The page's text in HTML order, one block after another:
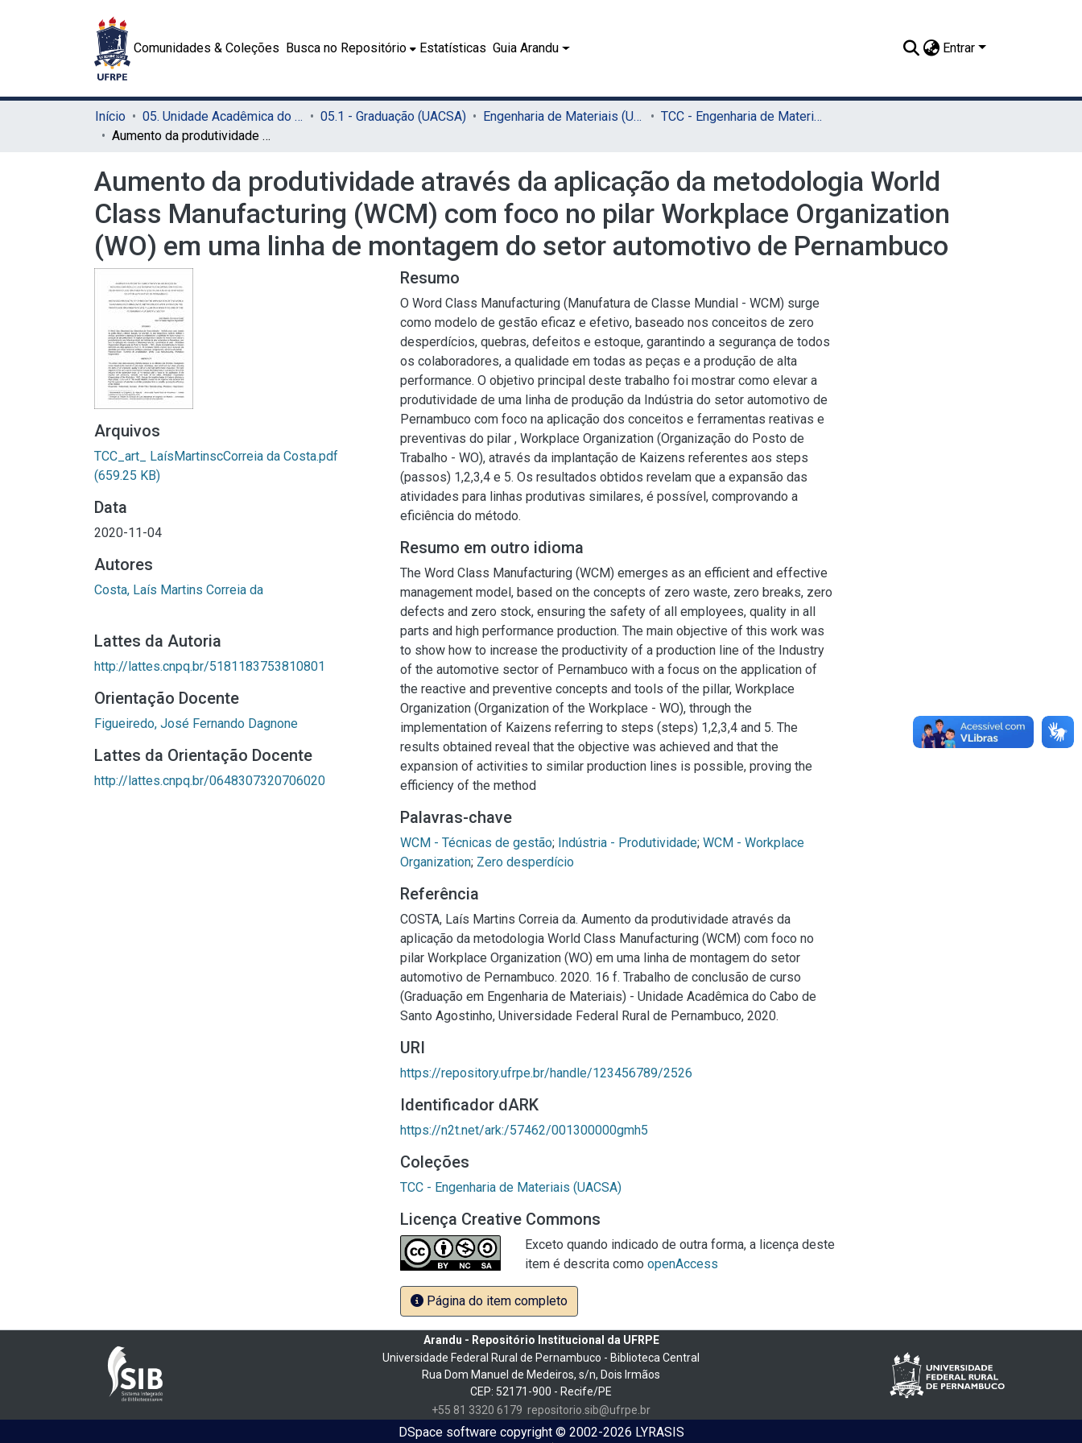
Comunidades & Coleções Busca no Repositório Estatísticas Guia Arandu Entrar
Início 05. Unidade Acadêmica do Cabo de Santo Agostinho (UACSA) 05.1 - Graduação (UACSA) Engenharia de Materiais (UACSA)
TCC - Engenharia de Materiais (UACSA)
Aumento da produtividade através da aplicação da metodologia World Class Manufacturing (WCM) com foco no pilar Workplace Organization (WO) em uma linha de montagem do setor automotivo de Pernambuco
Aumento da produtividade através da aplicação da metodologia World
Class Manufacturing (WCM) com foco no pilar Workplace Organization
(WO) em uma linha de montagem do setor automotivo de Pernambuco
Arquivos
TCC_art_ LaísMartinscCorreia da Costa.pdf
(659.25 KB)
Data
2020-11-04
Autores
Costa, Laís Martins Correia da
Lattes da Autoria
http://lattes.cnpq.br/5181183753810801
Orientação Docente
Figueiredo, José Fernando Dagnone
Lattes da Orientação Docente
http://lattes.cnpq.br/0648307320706020
Resumo
O Word Class Manufacturing (Manufatura de Classe Mundial - WCM) surge
como modelo de gestão eficaz e efetivo, baseado nos conceitos de zero
desperdícios, quebras, defeitos e estoque, garantindo a segurança de todos
os colaboradores, a qualidade em todas as peças e a produção de alta
performance. O objetivo principal deste trabalho foi mostrar como elevar a
produtividade de uma linha de produção da Indústria do setor automotivo de
Pernambuco com foco na aplicação dos conceitos e ferramentas reativas e
preventivas do pilar , Workplace Organization (Organização do Posto de
Trabalho - WO), através da implantação de Kaizens referentes aos steps
(passos) 1,2,3,4 e 5. Os resultados obtidos revelam que a expansão das
atividades para linhas produtivas similares, é possível, comprovando a
eficiência do método.
Resumo em outro idioma
The Word Class Manufacturing (WCM) emerges as an efficient and effective
management model, based on the concepts of zero waste, zero breaks, zero
defects and zero stock, ensuring the safety of all employees, quality in all
parts and high performance production. The main objective of this work was
to show how to increase the productivity of a production line of the Industry
of the automotive sector of Pernambuco with a focus on the application of
the reactive and preventive concepts and tools of the pillar, Workplace
Organization (Organization of the Workplace - WO), through the
implementation of Kaizens referring to steps (steps) 1,2,3,4 and 5. The
results obtained reveal that the objective was achieved and that the
expansion of activities to similar production lines is possible, proving the
efficiency of the method
Palavras-chave
WCM - Técnicas de gestão; Indústria - Produtividade; WCM - Workplace
Organization; Zero desperdício
Referência
COSTA, Laís Martins Correia da. Aumento da produtividade através da
aplicação da metodologia World Class Manufacturing (WCM) com foco no
pilar Workplace Organization (WO) em uma linha de montagem do setor
automotivo de Pernambuco. 2020. 16 f. Trabalho de conclusão de curso
(Graduação em Engenharia de Materiais) - Unidade Acadêmica do Cabo de
Santo Agostinho, Universidade Federal Rural de Pernambuco, 2020.
URI
https://repository.ufrpe.br/handle/123456789/2526
Identificador dARK
https://n2t.net/ark:/57462/001300000gmh5
Coleções
TCC - Engenharia de Materiais (UACSA)
Licença Creative Commons
Exceto quando indicado de outra forma, a licença deste
item é descrita como openAccess
Página do item completo
Arandu - Repositório Institucional da UFRPE
Universidade Federal Rural de Pernambuco - Biblioteca Central
Rua Dom Manuel de Medeiros, s/n, Dois Irmãos
CEP: 52171-900 - Recife/PE
+55 81 3320 6179 repositorio.sib@ufrpe.br
DSpace softwarecopyright © 2002-2026 LYRASIS